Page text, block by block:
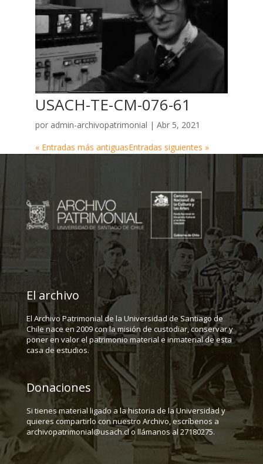
USACH-TE-CM-076-61
por admin-archivopatrimonial | Abr 5, 2021
« Entradas más antiguasEntradas siguientes »
El archivo
El Archivo Patrimonial de la Universidad de Santiago de
Chile nace en 2009 con la misión de custodiar, conservar y
poner en valor el patrimonio material e inmaterial de esta
casa de estudios.
Donaciones
Si tienes material ligado a la historia de la Universidad y
quieres compartirlo con nuestro Archivo, escríbenos a
archivopatrimonial@usach.cl o llámanos al 27180275.